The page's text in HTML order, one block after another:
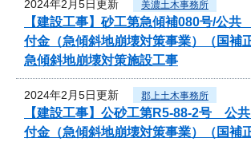
2024年2月5日更新 美濃土木事務所
【建設工事】砂工第急傾補080号/公
付金（急傾斜地崩壊対策事業）（国補
急傾斜地崩壊対策施設工事
2024年2月5日更新 郡上土木事務所
【建設工事】公砂工第R5-88-2号 公
付金（急傾斜地崩壊対策事業）（国補